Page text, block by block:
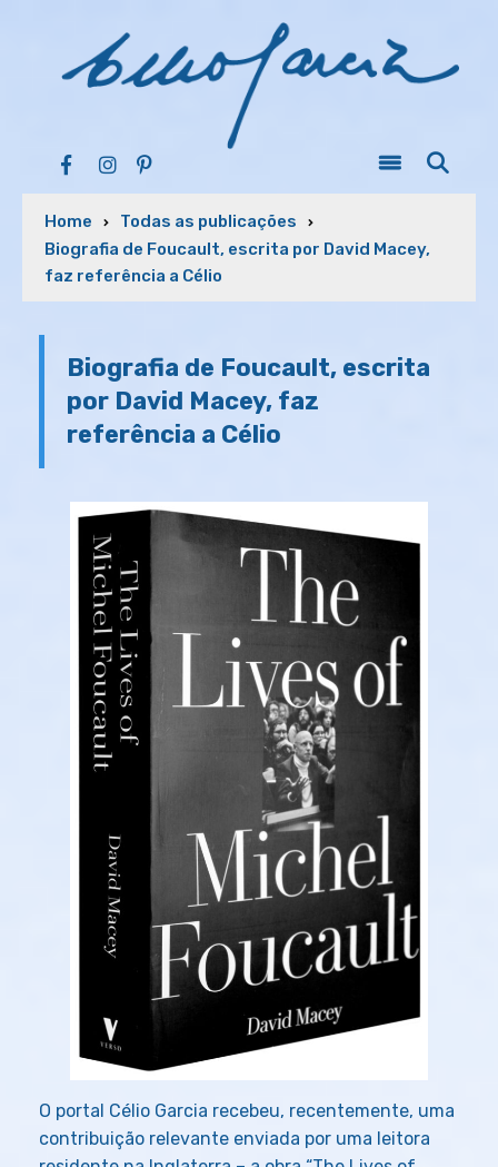
Home
Todas as publicações
Biografia de Foucault, escrita por David Macey,
faz referência a Célio
Biografia de Foucault, escrita
por David Macey, faz
referência a Célio
O portal Célio Garcia recebeu, recentemente, uma
contribuição relevante enviada por uma leitora